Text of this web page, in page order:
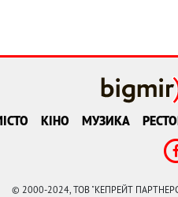
КІНО МУЗИКА
© 2000-2024, ТОВ "КЕПРЕЙТ ПАРТНЕРС".